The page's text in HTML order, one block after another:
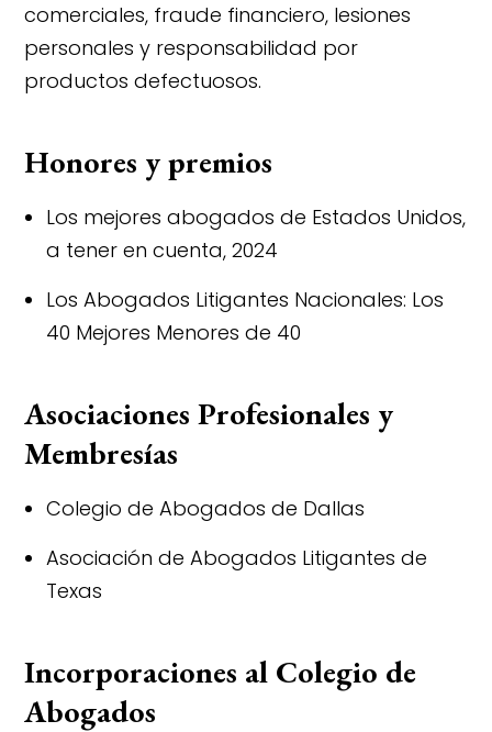
comerciales, fraude financiero, lesiones
personales y responsabilidad por
productos defectuosos.
Honores y premios
Los mejores abogados de Estados Unidos,
a tener en cuenta, 2024
Los Abogados Litigantes Nacionales: Los
40 Mejores Menores de 40
Asociaciones Profesionales y
Membresías
Colegio de Abogados de Dallas
Asociación de Abogados Litigantes de
Texas
Incorporaciones al Colegio de
Abogados